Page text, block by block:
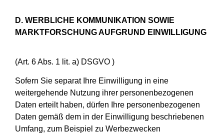
D. WERBLICHE KOMMUNIKATION SOWIE
MARKTFORSCHUNG AUFGRUND EINWILLIGUNG
(Art. 6 Abs. 1 lit. a) DSGVO )
Sofern Sie separat Ihre Einwilligung in eine
weitergehende Nutzung ihrer personenbezogenen
Daten erteilt haben, dürfen Ihre personenbezogenen
Daten gemäß dem in der Einwilligung beschriebenen
Umfang, zum Beispiel zu Werbezwecken